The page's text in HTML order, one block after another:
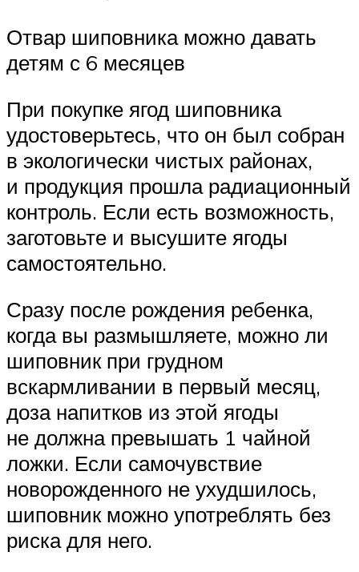
Отвар шиповника можно давать
детям с 6 месяцев
При покупке ягод шиповника
удостоверьтесь, что он был собран
в экологически чистых районах,
и продукция прошла радиационный
контроль. Если есть возможность,
заготовьте и высушите ягоды
самостоятельно.
Сразу после рождения ребенка,
когда вы размышляете, можно ли
шиповник при грудном
вскармливании в первый месяц,
доза напитков из этой ягоды
не должна превышать 1 чайной
ложки. Если самочувствие
новорожденного не ухудшилось,
шиповник можно употреблять без
риска для него.